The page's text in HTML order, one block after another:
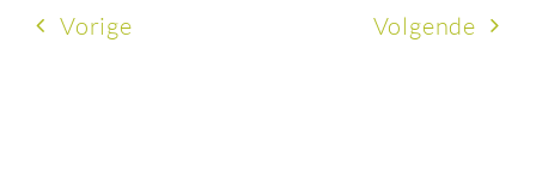
Vorige Volgende